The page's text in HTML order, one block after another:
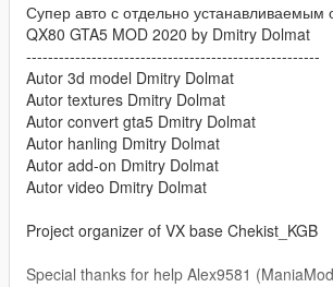
Супер авто с отдельно устанавливаемым
QX80 GTA5 MOD 2020 by Dmitry Dolmat
------------------------------------------------------
Autor 3d model Dmitry Dolmat
Autor textures Dmitry Dolmat
Autor convert gta5 Dmitry Dolmat
Autor hanling Dmitry Dolmat
Autor add-on Dmitry Dolmat
Autor video Dmitry Dolmat
Project organizer of VX base Chekist_KGB
Special thanks for help Alex9581